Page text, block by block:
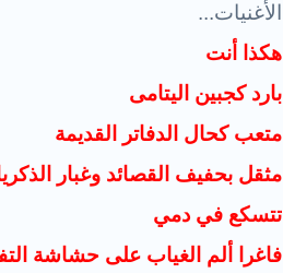
الأغنيات...
هكذا أنت
بارد كجبين اليتامى
متعب كحال الدفاتر القديمة
مثقل بحفيف القصائد وغبار
تتسكع في دمي
فاغرا ألم الغياب على حشاشة